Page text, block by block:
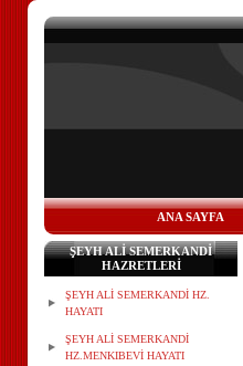
ANA SAYFA
ŞEYH ALİ SEMERKANDİ
HAZRETLERİ
ŞEYH ALİ SEMERKANDİ HZ.
HAYATI
ŞEYH ALİ SEMERKANDİ
HZ.MENKIBEVİ HAYATI